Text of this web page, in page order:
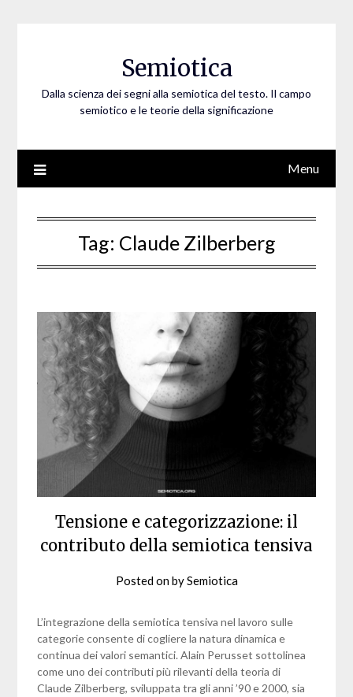
Semiotica
Dalla scienza dei segni alla semiotica del testo. Il campo
semiotico e le teorie della significazione
Menu
Tag: Claude Zilberberg
Tensione e categorizzazione: il
contributo della semiotica tensiva
Posted onbySemiotica
L’integrazione della semiotica tensiva nel lavoro sulle
categorie consente di cogliere la natura dinamica e
continua dei valori semantici. Alain Perusset sottolinea
come uno dei contributi più rilevanti della teoria di
Claude Zilberberg, sviluppata tra gli anni ’90 e 2000, sia